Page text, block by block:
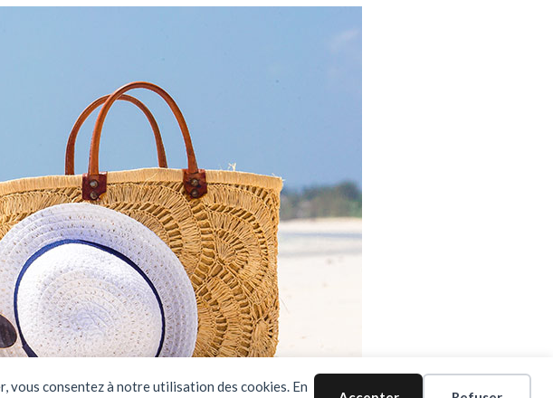
vous consentez à notre utilisation des cookies. En